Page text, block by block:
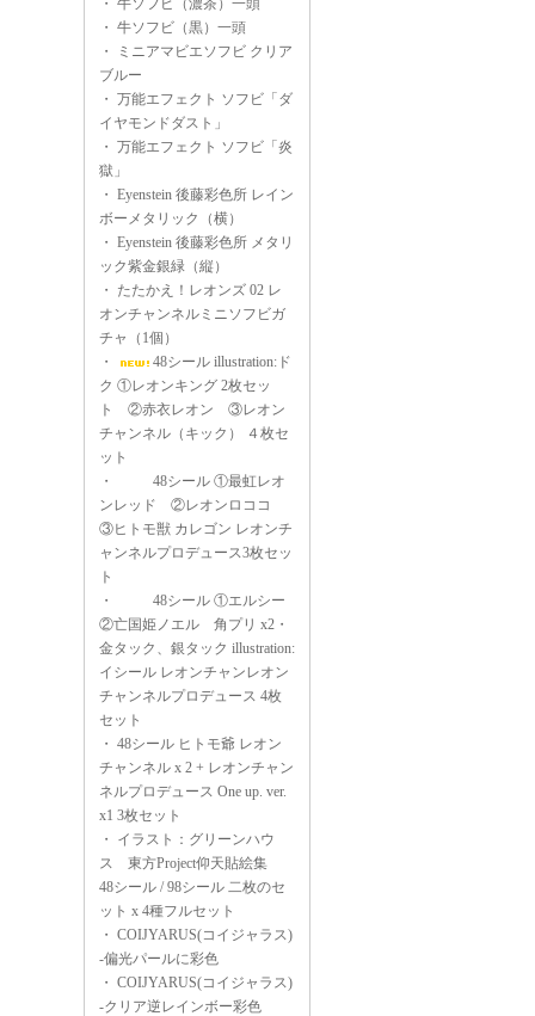
・ 牛ソフビ（濃茶）一頭
・ 牛ソフビ（黒）一頭
・
ミニアマビエソフビ クリア
ブルー
・ 万能エフェクト ソフビ「ダ
イヤモンドダスト」
・ 万能エフェクト ソフビ「炎
獄」
・ Eyenstein 後藤彩色所 レイン
ボーメタリック（横）
・ Eyenstein 後藤彩色所 メタリ
ック紫金銀緑（縦）
・ たたかえ！レオンズ 02 レ
オンチャンネルミニソフビガ
チャ（1個）
・
48シール illustration:ド
ク ①レオンキング 2枚セッ
ト ②赤衣レオン ③レオン
チャンネル（キック） ４枚セ
ット
・
48シール ①最虹レオ
ンレッド ②レオンロココ
③ヒトモ獣 カレゴン レオンチ
ャンネルプロデュース3枚セッ
ト
・
48シール ①エルシー
②亡国姫ノエル 角プリ x2・
金タック、銀タック illustration:
イシール レオンチャンレオン
チャンネルプロデュース 4枚
セット
・ 48シール ヒトモ爺 レオン
チャンネル x 2 + レオンチャン
ネルプロデュース One up. ver.
x1 3枚セット
・ イラスト：グリーンハウ
ス 東方Project仰天貼絵集
48シール / 98シール 二枚のセ
ット x 4種フルセット
・ COIJYARUS(コイジャラス)
-偏光パールに彩色
・ COIJYARUS(コイジャラス)
-クリア逆レインボー彩色